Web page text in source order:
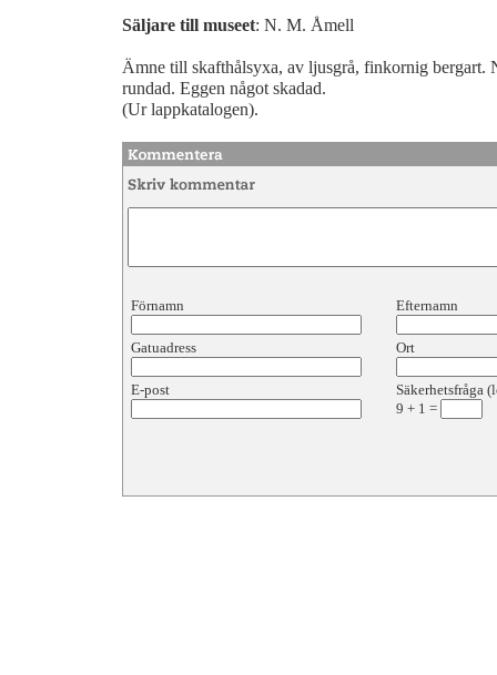
Säljare till museet: N. M. Åmell
Ämne till skafthålsyxa, av ljusgrå, finkornig bergart.
rundad. Eggen något skadad.
(Ur lappkatalogen).
Förnamn Efternamn
Gatuadress Ort
E-post
Säkerhetsfråga
9 + 1 =